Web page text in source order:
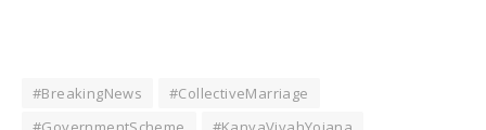
#BreakingNews
#CollectiveMarriage